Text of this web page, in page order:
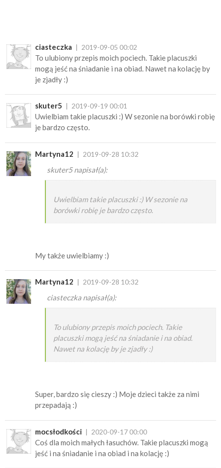
ciasteczka 2019-09-05 00:02
To ulubiony przepis moich pociech. Takie placuszki
mogą jeść na śniadanie i na obiad. Nawet na kolację by
je zjadły :)
skuter5 2019-09-19 00:01
Uwielbiam takie placuszki :) W sezonie na borówki robię
je bardzo często.
Martyna12 2019-09-28 10:32
skuter5 napisał(a):
Uwielbiam takie placuszki :) W sezonie na
borówki robię je bardzo często.
My także uwielbiamy :)
Martyna12 2019-09-28 10:32
ciasteczka napisał(a):
To ulubiony przepis moich pociech. Takie
placuszki mogą jeść na śniadanie i na obiad.
Nawet na kolację by je zjadły :)
Super, bardzo się cieszy :) Moje dzieci także za nimi
przepadają :)
mocsłodkości 2020-09-17 00:00
Coś dla moich małych łasuchów. Takie placuszki mogą
jeść i na śniadanie i na obiad i na kolację :)